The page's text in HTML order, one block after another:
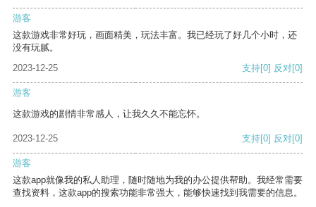
游客
这款游戏非常好玩，画面精美，玩法丰富。我已经玩了好几个小时，还
没有玩腻。
2023-12-25
支持[0] 反对[0]
游客
这款游戏的剧情非常感人，让我久久不能忘怀。
2023-12-25 支持[0] 反对[0]
游客
这款app就像我的私人助理，随时随地为我的办公提供帮助。我经常需要
查找资料，这款app的搜索功能非常强大，能够快速找到我需要的信息。